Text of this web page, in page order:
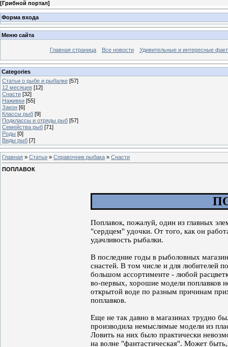
[Грибной портал]
Форма входа
Меню сайта
Главная страница Все новости Удивительные и интересные
Categories
Статьи о рыбе и рыбалке [57]
12 месяцев [12]
Снасти [32]
Наживки [55]
Закон [6]
Классы рыб [9]
Подклассы и отряды рыб [57]
Семейства рыб [71]
Роды [0]
Виды рыб [7]
Главная » Статьи » Справочник рыбака » Снасти
ПОПЛАВОК
Поплавок, пожалуй, один из главных
"сердцем" удочки. От того, как он
удачливость рыбалки.
В последние годы в рыболовных
снастей. В том числе и для любителей
большом ассортименте - любой
во-первых, хорошие модели поплавков
открытой воде по разным причинам
поплавков.
Еще не так давно в магазинах трудно
производила немыслимые модели из
Ловить на них было практически
на волне "фантастическая". Может